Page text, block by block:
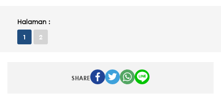
Halaman :
1 2
SHARE